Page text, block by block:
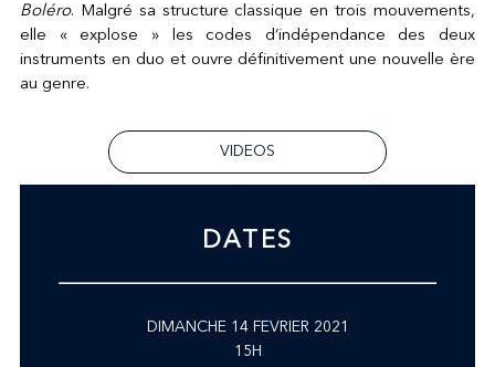
Boléro. Malgré sa structure classique en trois mouvements,
elle « explose » les codes d’indépendance des deux
instruments en duo et ouvre définitivement une nouvelle ère
au genre.
VIDEOS
DATES
DIMANCHE 14 FEVRIER 2021
15H